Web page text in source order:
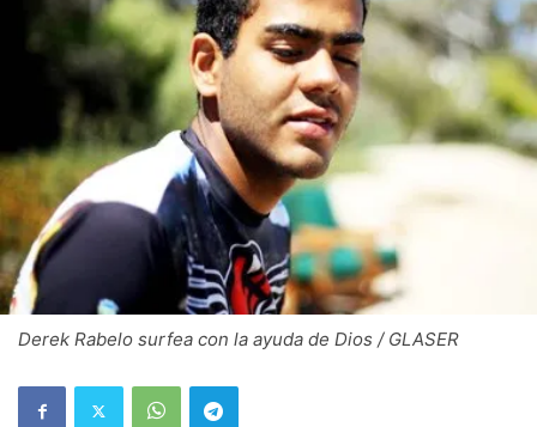
Derek Rabelo surfea con la ayuda de Dios / GLASER